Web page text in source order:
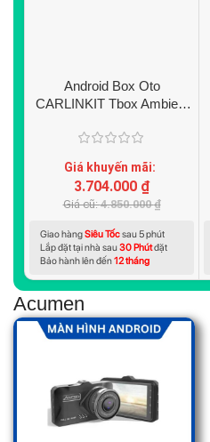
Android Box Oto
CARLINKIT Tbox Ambient
Giá khuyến mãi:
3.704.000 ₫
Giá cũ:4.850.000₫
Giao hàngSiêu Tốcsau 5 phút
Lắp đặt tại nhà sau30 Phútđặt
Bảo hành lên đến12 tháng
Acumen